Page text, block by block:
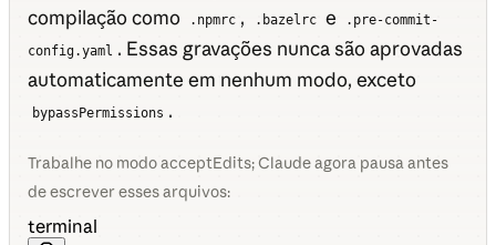
compilação como
.npmrc , .bazelrc e
.pre-commit-
config.yaml . Essas gravações nunca são aprovadas
automaticamente em nenhum modo, exceto
bypassPermissions .
Trabalhe no modo acceptEdits; Claude agora pausa antes
de escrever esses arquivos:
terminal